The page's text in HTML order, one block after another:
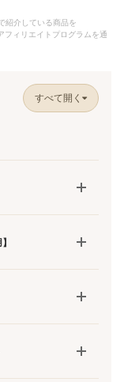
紹介している商品を
ィリエイトプログラムを通
すべて開く